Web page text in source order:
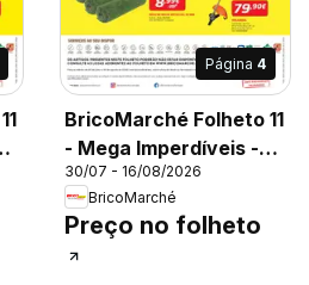
Página 4
BricoMarché Folheto 11
- Mega Imperdíveis -
Faro
30/07 - 16/08/2026
BricoMarché
Preço no folheto